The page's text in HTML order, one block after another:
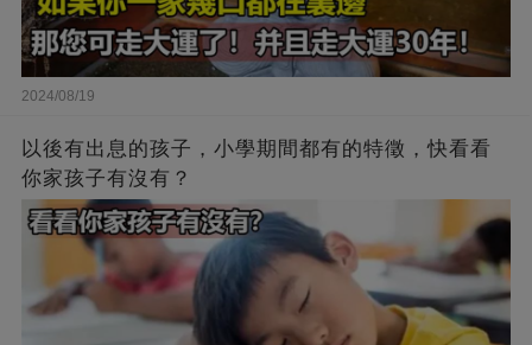
2024/08/19
以後有出息的孩子，小學期間都有的特徵，快看看
你家孩子有沒有？